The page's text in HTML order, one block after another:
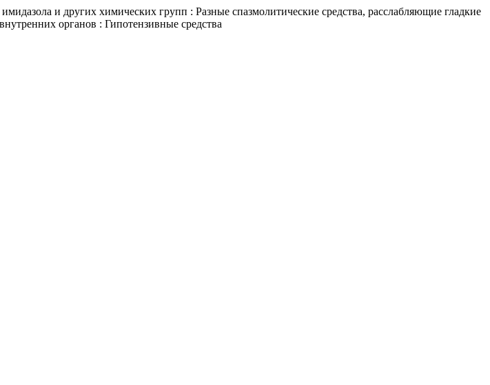
и других химических групп : Разные спазмолитические средства, расслабляющие гладкие
органов : Гипотензивные средства